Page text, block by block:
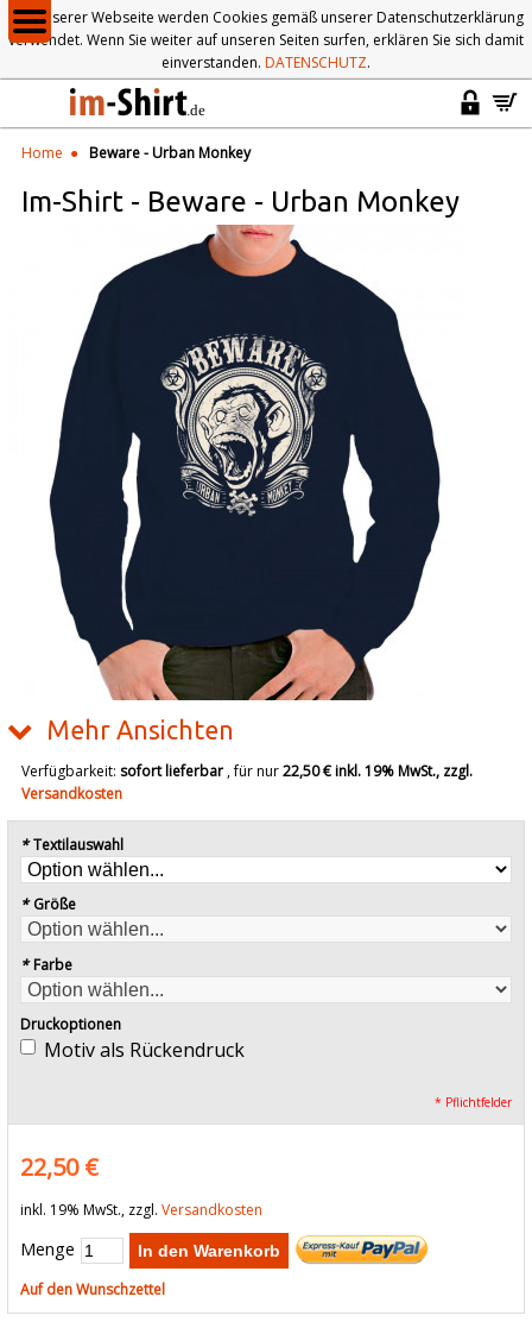
Auf unserer Webseite werden Cookies gemäß unserer Datenschutzerklärung
verwendet. Wenn Sie weiter auf unseren Seiten surfen, erklären Sie sich damit
einverstanden. DATENSCHUTZ.
Home Beware - Urban Monkey
Im-Shirt - Beware - Urban Monkey
Mehr Ansichten
Verfügbarkeit: sofort lieferbar, für nur22,50 €inkl. 19% MwSt., zzgl.
Versandkosten
* Textilauswahl
* Größe
* Farbe
Druckoptionen
Motiv als Rückendruck
* Pflichtfelder
22,50 €
inkl. 19% MwSt., zzgl. Versandkosten
Menge In den Warenkorb
Auf den Wunschzettel